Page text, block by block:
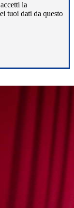
la
tuoi dati da questo